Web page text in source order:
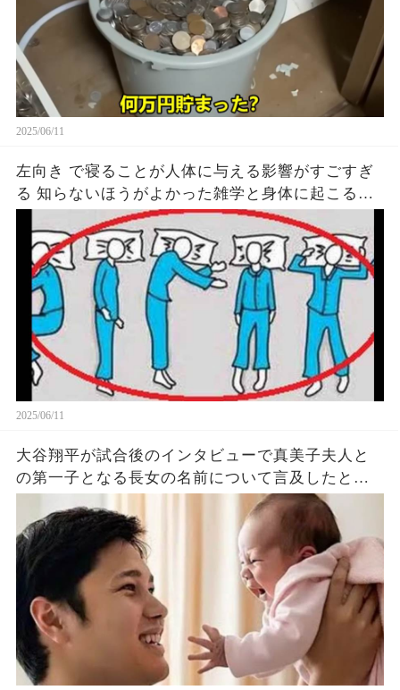
2025/06/11
左向き で寝ることが人体に与える影響がすごすぎ
る 知らないほうがよかった雑学と身体に起こる現
象がヤバい… 驚くべき 大人の 面白いけど知ると後
悔
2025/06/11
大谷翔平が試合後のインタビューで真美子夫人と
の第一子となる長女の名前について言及したと話
題に！山本由伸や佐々木朗希は知ってそう！